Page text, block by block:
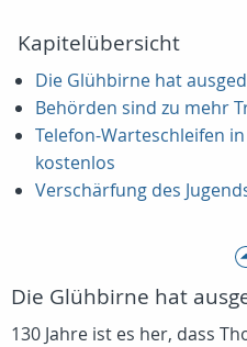
Kapitelübersicht
Die Glühbirne hat
Behörden sind zu mehr
Telefon-Warteschleifen
kostenlos
Verschärfung des
Die Glühbirne hat
130 Jahre ist es her, dass